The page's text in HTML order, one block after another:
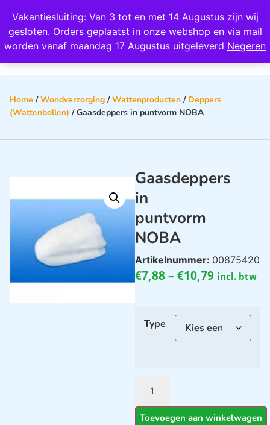
Vakantiesluiting: Van 3 tot en met 14 Augustus zijn wij
gesloten. Orders geplaatst in onze webshop en via mail
worden vanaf maandag 17 Augustus uitgeleverd Negeren
Wij scoren een 4,8 op Google
Home /Wondverzorging /Wattenproducten / Deppers
(Wattenbollen) / Gaasdeppers in puntvorm NOBA
Gaasdeppers
in
puntvorm
NOBA
Artikelnummer: 00875420
€7,88– €10,79 incl. btw
Type
Toevoegen aan winkelwagen